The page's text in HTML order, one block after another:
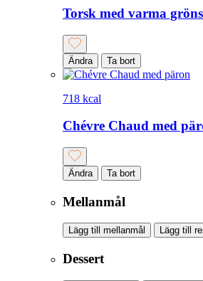
Torsk med varma
Ändra Ta bort
718 kcal
Chévre Chaud med
Ändra Ta bort
Mellanmål
Lägg till mellanmål Lägg till
Dessert